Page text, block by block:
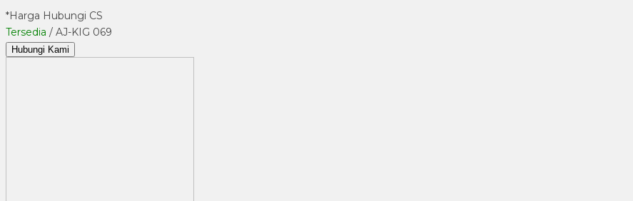
*Harga Hubungi CS
Tersedia / AJ-KIG 069
Hubungi Kami